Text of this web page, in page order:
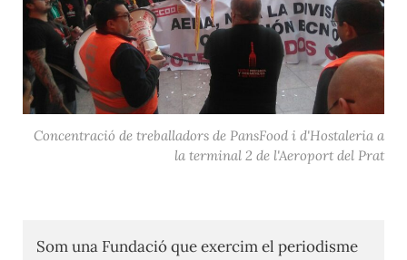
Concentració de treballadors de PansFood i d'Hostaleria a
la terminal 2 de l'Aeroport del Prat
Som una Fundació que exercim el periodisme